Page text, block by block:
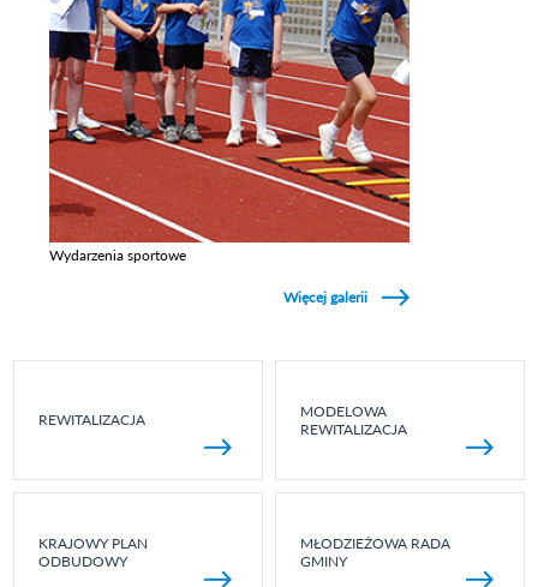
Wydarzenia sportowe
Więcej galerii
REWITALIZACJA
MODELOWA
REWITALIZACJA
KRAJOWY PLAN
ODBUDOWY
MŁODZIEŻOWA RADA
GMINY